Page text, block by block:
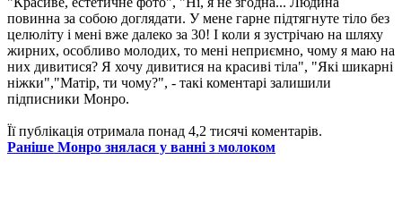
повинна за собою доглядати. У мене гарне підтягнуте тіло без
целюліту і мені вже далеко за 30! І коли я зустрічаю на шляху
жирних, особливо молодих, то мені неприємно, чому я маю на
них дивитися? Я хочу дивитися на красиві тіла", "Які шикарні
ніжки","Матір, ти чому?", - такі коментарі залишили
підписники Монро.
Її публікація отримала понад 4,2 тисячі коментарів.
Раніше Монро знялася у ванні з молоком